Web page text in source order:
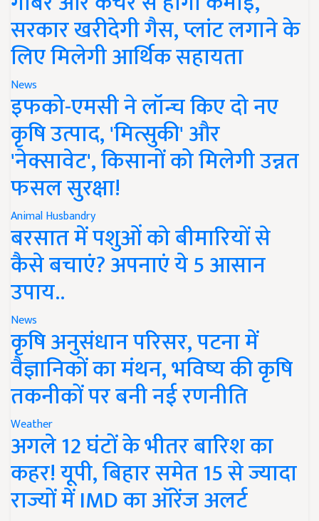
सरकार खरीदेगी गैस, प्लांट लगाने के
लिए मिलेगी आर्थिक सहायता
News
इफको-एमसी ने लॉन्च किए दो नए
कृषि उत्पाद, 'मित्सुकी' और
'नेक्सावेट', किसानों को मिलेगी उन्नत
फसल सुरक्षा!
Animal Husbandry
बरसात में पशुओं को बीमारियों से
कैसे बचाएं? अपनाएं ये 5 आसान
उपाय..
News
कृषि अनुसंधान परिसर, पटना में
वैज्ञानिकों का मंथन, भविष्य की कृषि
तकनीकों पर बनी नई रणनीति
Weather
अगले 12 घंटों के भीतर बारिश का
कहर! यूपी, बिहार समेत 15 से ज्यादा
राज्यों में IMD का ऑरेंज अलर्ट